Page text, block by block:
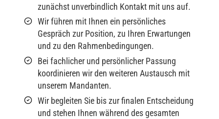
zunächst unverbindlich Kontakt mit uns auf.
Wir führen mit Ihnen ein persönliches
Gespräch zur Position, zu Ihren Erwartungen
und zu den Rahmenbedingungen.
Bei fachlicher und persönlicher Passung
koordinieren wir den weiteren Austausch mit
unserem Mandanten.
Wir begleiten Sie bis zur finalen Entscheidung
und stehen Ihnen während des gesamten